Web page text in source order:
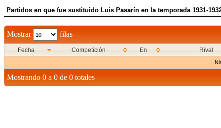
Partidos en que fue sustituido Luis Pasarín en la temporada 1931-
Mostrar filas
Fecha Competición En Rival
Mostrando 0 a 0 de 0 totales